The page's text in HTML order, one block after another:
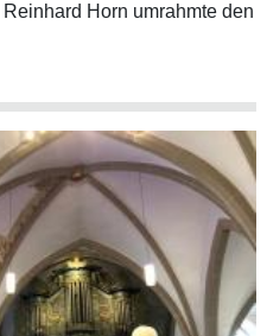
Horn umrahmte den